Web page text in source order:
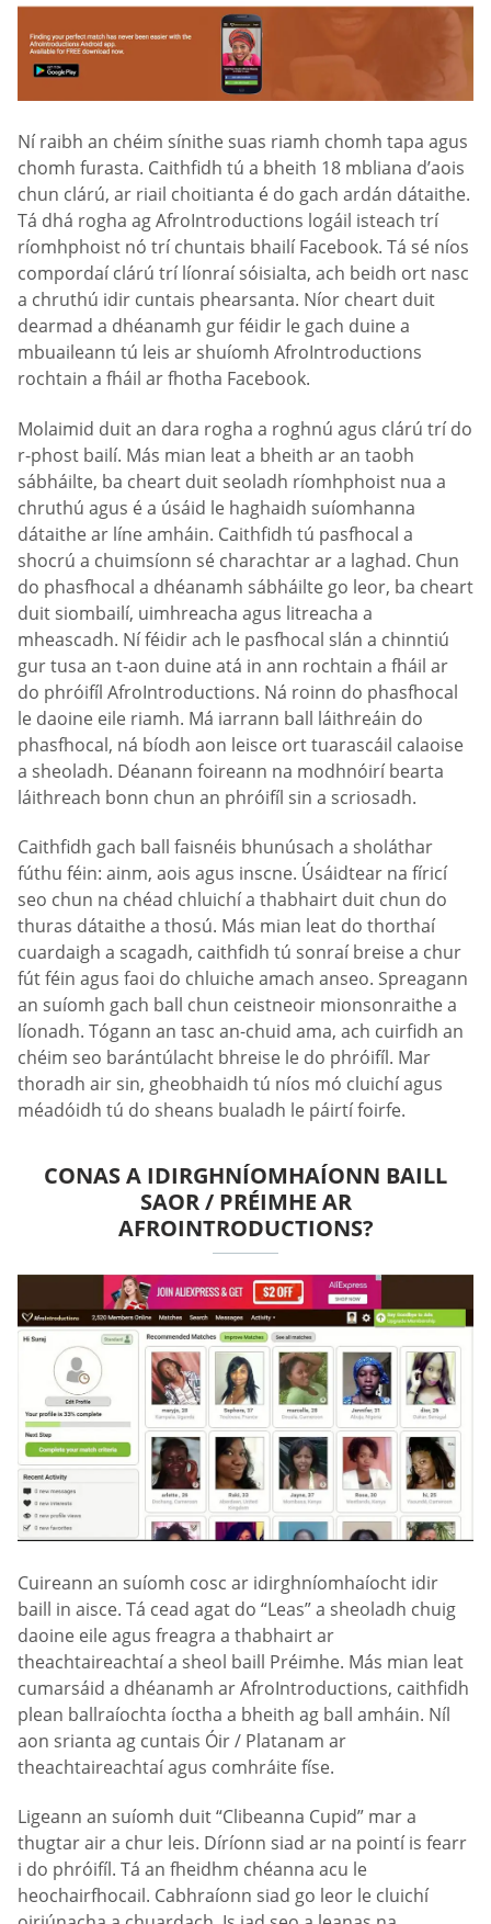
Ní raibh an chéim sínithe suas riamh chomh tapa agus
chomh furasta. Caithfidh tú a bheith 18 mbliana d’aois
chun clárú, ar riail choitianta é do gach ardán dátaithe.
Tá dhá rogha ag AfroIntroductions logáil isteach trí
ríomhphoist nó trí chuntais bhailí Facebook. Tá sé níos
compordaí clárú trí líonraí sóisialta, ach beidh ort nasc
a chruthú idir cuntais phearsanta. Níor cheart duit
dearmad a dhéanamh gur féidir le gach duine a
mbuaileann tú leis ar shuíomh AfroIntroductions
rochtain a fháil ar fhotha Facebook.
Molaimid duit an dara rogha a roghnú agus clárú trí do
r-phost bailí. Más mian leat a bheith ar an taobh
sábháilte, ba cheart duit seoladh ríomhphoist nua a
chruthú agus é a úsáid le haghaidh suíomhanna
dátaithe ar líne amháin. Caithfidh tú pasfhocal a
shocrú a chuimsíonn sé charachtar ar a laghad. Chun
do phasfhocal a dhéanamh sábháilte go leor, ba cheart
duit siombailí, uimhreacha agus litreacha a
mheascadh. Ní féidir ach le pasfhocal slán a chinntiú
gur tusa an t-aon duine atá in ann rochtain a fháil ar
do phróifíl AfroIntroductions. Ná roinn do phasfhocal
le daoine eile riamh. Má iarrann ball láithreáin do
phasfhocal, ná bíodh aon leisce ort tuarascáil calaoise
a sheoladh. Déanann foireann na modhnóirí bearta
láithreach bonn chun an phróifíl sin a scriosadh.
Caithfidh gach ball faisnéis bhunúsach a sholáthar
fúthu féin: ainm, aois agus inscne. Úsáidtear na fíricí
seo chun na chéad chluichí a thabhairt duit chun do
thuras dátaithe a thosú. Más mian leat do thorthaí
cuardaigh a scagadh, caithfidh tú sonraí breise a chur
fút féin agus faoi do chluiche amach anseo. Spreagann
an suíomh gach ball chun ceistneoir mionsonraithe a
líonadh. Tógann an tasc an-chuid ama, ach cuirfidh an
chéim seo barántúlacht bhreise le do phróifíl. Mar
thoradh air sin, gheobhaidh tú níos mó cluichí agus
méadóidh tú do sheans bualadh le páirtí foirfe.
CONAS A IDIRGHNÍOMHAÍONN BAILL
SAOR / PRÉIMHE AR
AFROINTRODUCTIONS?
Cuireann an suíomh cosc ar idirghníomhaíocht idir
baill in aisce. Tá cead agat do “Leas” a sheoladh chuig
daoine eile agus freagra a thabhairt ar
theachtaireachtaí a sheol baill Préimhe. Más mian leat
cumarsáid a dhéanamh ar AfroIntroductions, caithfidh
plean ballraíochta íoctha a bheith ag ball amháin. Níl
aon srianta ag cuntais Óir / Platanam ar
theachtaireachtaí agus comhráite físe.
Ligeann an suíomh duit “Clibeanna Cupid” mar a
thugtar air a chur leis. Díríonn siad ar na pointí is fearr
i do phróifíl. Tá an fheidhm chéanna acu le
heochairfhocail. Cabhraíonn siad go leor le cluichí